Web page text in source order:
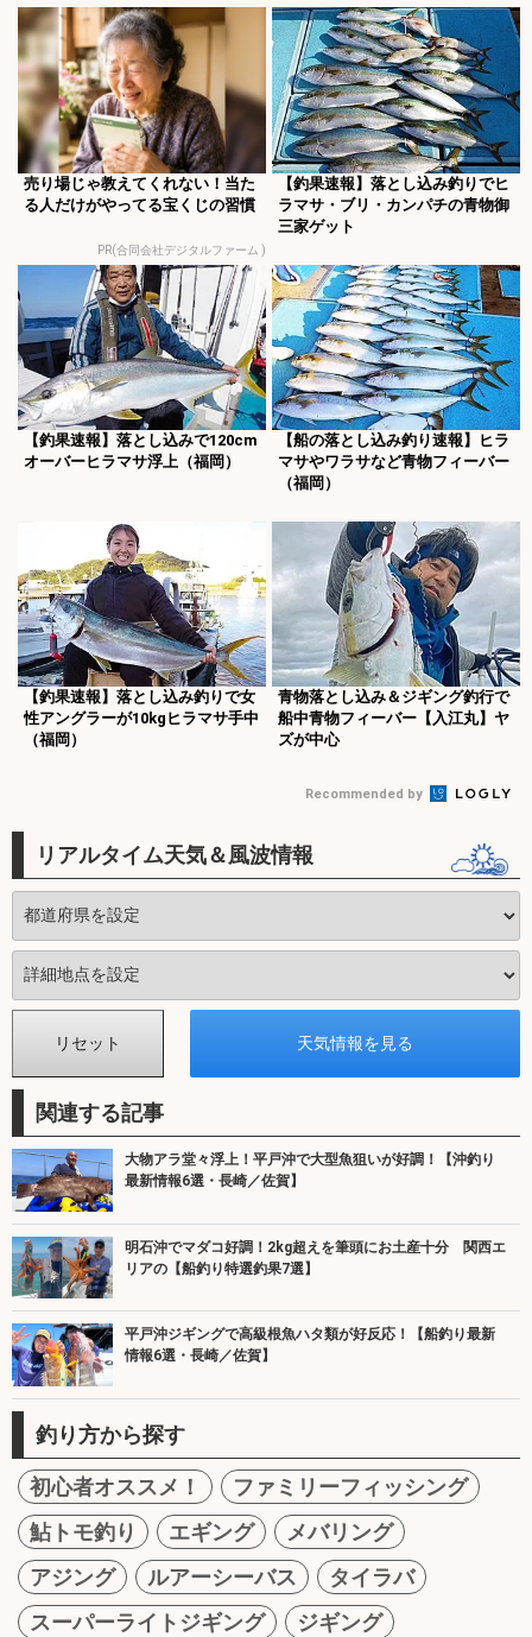
売り場じゃ教えてくれない！当た
る人だけがやってる宝くじの習慣
PR(合同会社デジタルファーム )
【釣果速報】落とし込み釣りでヒ
ラマサ・ブリ・カンパチの青物御
三家ゲット
【釣果速報】落とし込みで120cm
オーバーヒラマサ浮上（福岡）
【船の落とし込み釣り速報】ヒラ
マサやワラサなど青物フィーバー
（福岡）
【釣果速報】落とし込み釣りで女
性アングラーが10kgヒラマサ手中
（福岡）
青物落とし込み＆ジギング釣行で
船中青物フィーバー【入江丸】ヤ
ズが中心
Recommended by
リアルタイム天気＆風波情報
関連する記事
大物アラ堂々浮上！平戸沖で大型魚狙いが好調！【沖釣り
最新情報6選・長崎／佐賀】
明石沖でマダコ好調！2kg超えを筆頭にお土産十分 関西エ
リアの【船釣り特選釣果7選】
平戸沖ジギングで高級根魚ハタ類が好反応！【船釣り最新
情報6選・長崎／佐賀】
釣り方から探す
初心者オススメ！
ファミリーフィッシング
鮎トモ釣り
エギング
メバリング
アジング
ルアーシーバス
タイラバ
スーパーライトジギング
ジギング